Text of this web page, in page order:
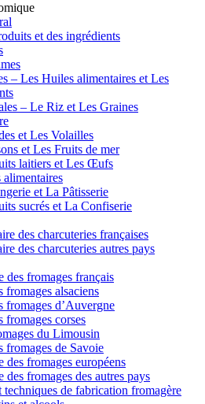
et des ingrédients
– Les Huiles alimentaires et Les
– Le Riz et Les Graines
et Les Volailles
et Les Fruits de mer
laitiers et Les Œufs
alimentaires
et La Pâtisserie
sucrés et La Confiserie
des charcuteries françaises
des charcuteries autres pays
des fromages français
fromages alsaciens
fromages d’Auvergne
fromages corses
du Limousin
fromages de Savoie
des fromages européens
des fromages des autres pays
techniques de fabrication fromagère